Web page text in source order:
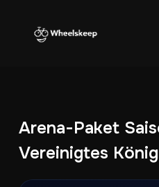
Arena-Paket
Vereinigtes